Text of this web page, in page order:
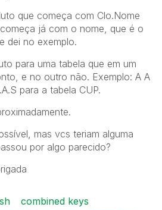
que começa com Clo.Nome
já com o nome, que é o
dei no exemplo.
para uma tabela que em um
e no outro não. Exemplo: A A
para a tabela CUP.
mas vcs teriam alguma
por algo parecido?
combined keys